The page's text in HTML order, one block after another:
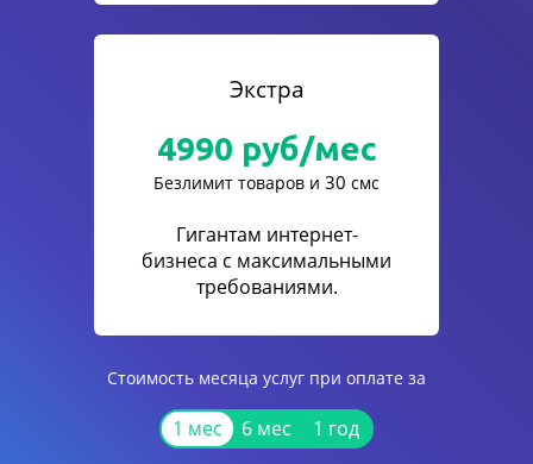
Экстра
4990 руб/мес
Безлимит товаров и 30 смс
Гигантам интернет-
бизнеса с максимальными
требованиями.
Стоимость месяца услуг при оплате за
1 мес 6 мес 1 год